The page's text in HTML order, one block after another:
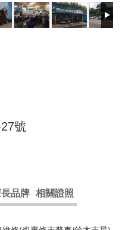
號
品牌 相關證照